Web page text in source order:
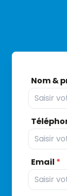
Nom &
Email *